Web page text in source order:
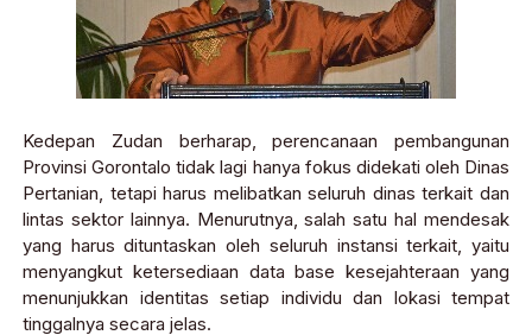
Kedepan Zudan berharap, perencanaan pembangunan
Provinsi Gorontalo tidak lagi hanya fokus didekati oleh Dinas
Pertanian, tetapi harus melibatkan seluruh dinas terkait dan
lintas sektor lainnya. Menurutnya, salah satu hal mendesak
yang harus dituntaskan oleh seluruh instansi terkait, yaitu
menyangkut ketersediaan data base kesejahteraan yang
menunjukkan identitas setiap individu dan lokasi tempat
tinggalnya secara jelas.